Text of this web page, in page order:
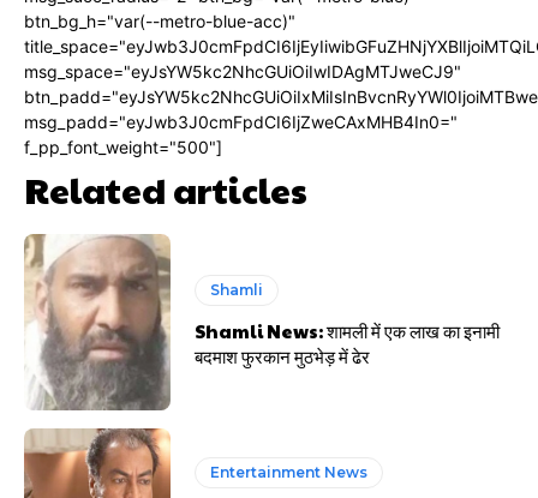
btn_bg_h="var(--metro-blue-acc)"
msg_space="eyJsYW5kc2NhcGUiOiIwIDAgMTJweCJ9"
msg_padd="eyJwb3J0cmFpdCI6IjZweCAxMHB4In0="
f_pp_font_weight="500"]
Related articles
Shamli
Shamli News: शामली में एक लाख का इनामी
बदमाश फुरकान मुठभेड़ में ढेर
Entertainment News